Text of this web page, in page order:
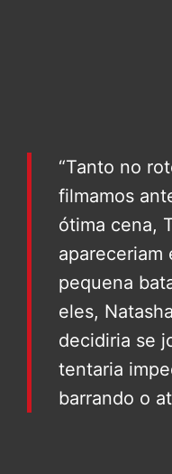
“Tanto no
filmamos
ótima cena,
apareceriam
pequena
eles,
decidiria se
tentaria
barrando o